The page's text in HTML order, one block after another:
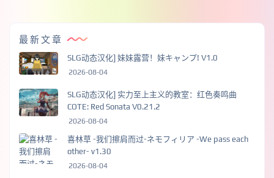
最新文章
SLG动态汉化] 妹妹露营！妹キャンプ! V1.0
2026-08-04
SLG动态汉化] 实力至上主义的教室：红色奏鸣曲
COTE: Red Sonata V0.21.2
2026-08-04
喜林草 -我们擦肩而过-ネモフィリア -We pass each
other- v1.30
2026-08-04